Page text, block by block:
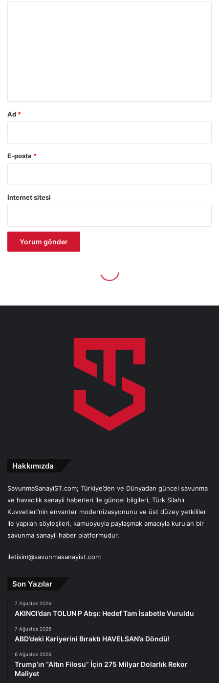
Hakkımızda
SavunmaSanayiST.com; Türkiye’den ve Dünyadan güncel savunma
ve havacılık sanayii haberleri ile güncel bilgileri, Türk Silahlı
Kuvvetleri’nin envanter modernizasyonunu ve üst düzey yetkililer
ile yapılan söyleşileri, kamuoyuyla paylaşmak amacıyla kurulan bir
savunma sanayii haber platformudur.
iletisim@savunmasanayist.com
Son Yazılar
7 Ağustos 2026
AKINCI’dan TOLUN P Atışı: Hedef Tam İsabetle Vuruldu
7 Ağustos 2026
ABD’deki Kariyerini Bıraktı HAVELSAN’a Döndü!
6 Ağustos 2026
Trump’ın “Altın Filosu” İçin 275 Milyar Dolarlık Rekor
Maliyet